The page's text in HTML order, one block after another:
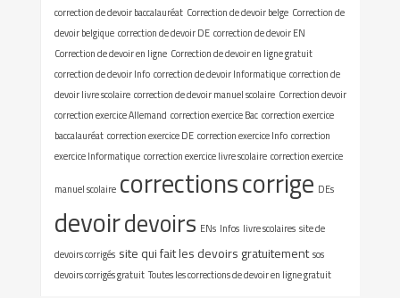
correction de devoir baccalauréat Correction de devoir belge Correction de
devoir belgique correction de devoir DE correction de devoir EN
Correction de devoir en ligne Correction de devoir en ligne gratuit
correction de devoir Info correction de devoir Informatique correction de
devoir livre scolaire correction de devoir manuel scolaire Correction devoir
correction exercice Allemand correction exercice Bac correction exercice
baccalauréat correction exercice DE correction exercice Info correction
exercice Informatique correction exercice livre scolaire correction exercice
manuel scolaire correctionscorrige DEs
devoirdevoirs ENs Infos livre scolaires site de
devoirs corrigés site qui fait les devoirs gratuitement sos
devoirs corrigés gratuit Toutes les corrections de devoir en ligne gratuit